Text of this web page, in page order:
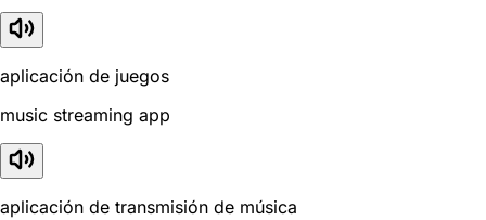
aplicación de juegos
music streaming app
aplicación de transmisión de música